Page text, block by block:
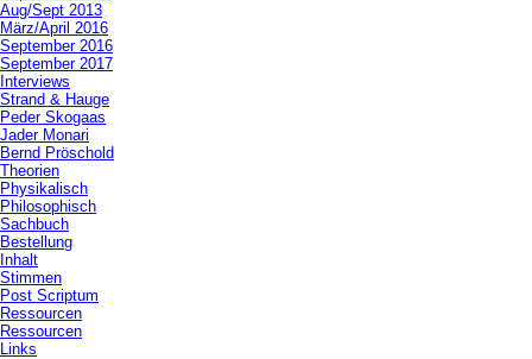
Aug/Sept 2013
März/April 2016
September 2016
September 2017
Interviews
Strand & Hauge
Peder Skogaas
Jader Monari
Bernd Pröschold
Theorien
Physikalisch
Philosophisch
Sachbuch
Bestellung
Inhalt
Stimmen
Post Scriptum
Ressourcen
Ressourcen
Links